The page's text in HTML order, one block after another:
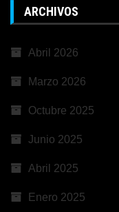
ARCHIVOS
Abril 2026
Marzo 2026
Octubre 2025
Junio 2025
Abril 2025
Enero 2025